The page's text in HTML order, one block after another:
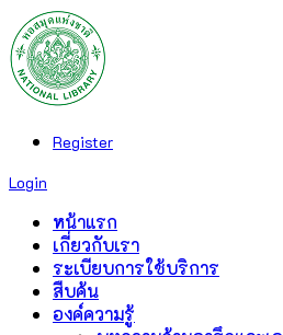
Register
Login
หน้าแรก
เกี่ยวกับเรา
ระเบียบการใช้บริการ
สืบค้น
องค์ความรู้